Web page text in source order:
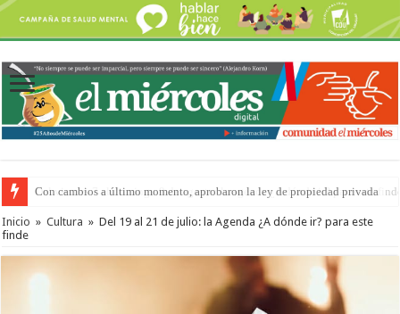
Del viernes 7 al domingo 9 de agosto: la agenda ¿A dónde ir? para este
Inicio » Cultura » Del 19 al 21 de julio: la Agenda ¿A dónde ir? para este
finde